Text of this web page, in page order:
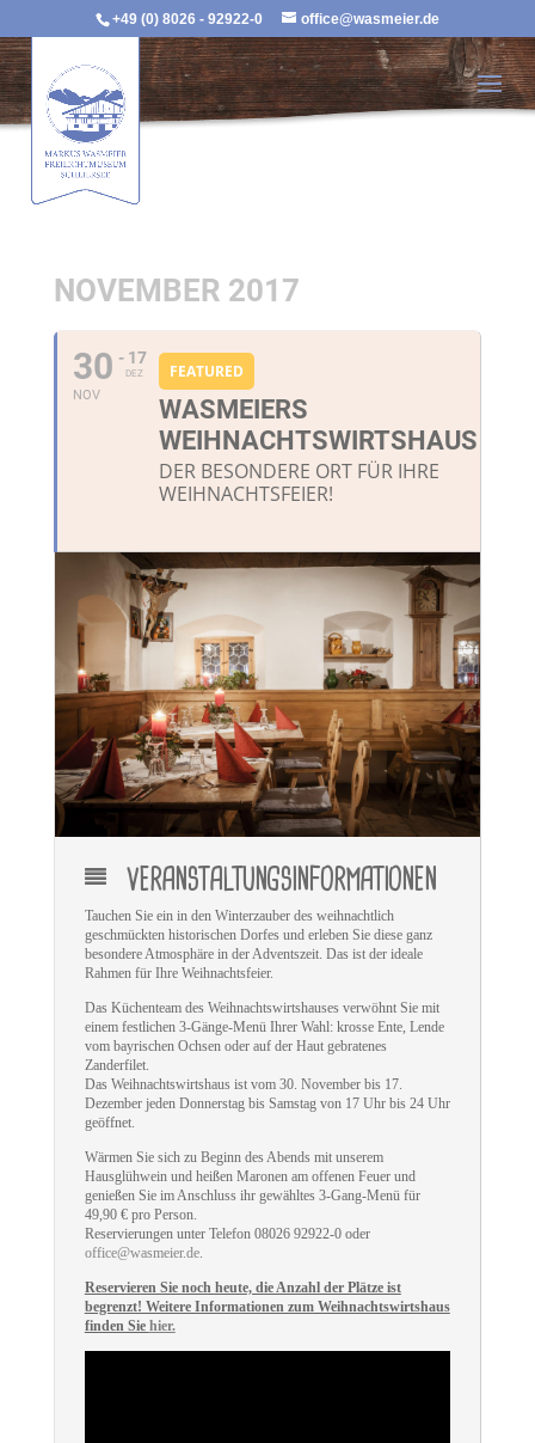
+49 (0) 8026 - 92922-0 office@wasmeier.de
NOVEMBER 2017
30
NOV
- 17
DEZ FEATURED
WASMEIERS
WEIHNACHTSWIRTSHAUS
DER BESONDERE ORT FÜR IHRE
WEIHNACHTSFEIER!
VERANSTALTUNGSINFORMATIONEN
Tauchen Sie ein in den Winterzauber des weihnachtlich
geschmückten historischen Dorfes und erleben Sie diese ganz
besondere Atmosphäre in der Adventszeit. Das ist der ideale
Rahmen für Ihre Weihnachtsfeier.
Das Küchenteam des Weihnachtswirtshauses verwöhnt Sie mit
einem festlichen 3-Gänge-Menü Ihrer Wahl: krosse Ente, Lende
vom bayrischen Ochsen oder auf der Haut gebratenes
Zanderfilet.
Das Weihnachtswirtshaus ist vom 30. November bis 17.
Dezember jeden Donnerstag bis Samstag von 17 Uhr bis 24 Uhr
geöffnet.
Wärmen Sie sich zu Beginn des Abends mit unserem
Hausglühwein und heißen Maronen am offenen Feuer und
genießen Sie im Anschluss ihr gewähltes 3-Gang-Menü für
49,90 € pro Person.
Reservierungen unter Telefon 08026 92922-0 oder
office@wasmeier.de.
Reservieren Sie noch heute, die Anzahl der Plätze ist
begrenzt! Weitere Informationen zum Weihnachtswirtshaus
finden Sie hier.